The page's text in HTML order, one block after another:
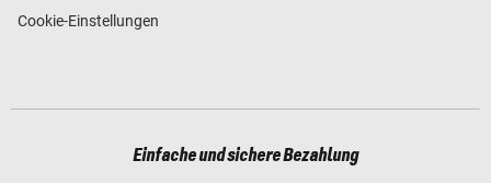
Cookie-Einstellungen
Einfache und sichere Bezahlung